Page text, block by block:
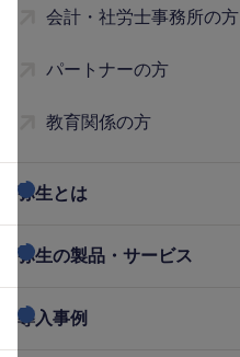
会計・社労士事務所の方
パートナーの方
教育関係の方
弥生とは
弥生の製品・サービス
導入事例